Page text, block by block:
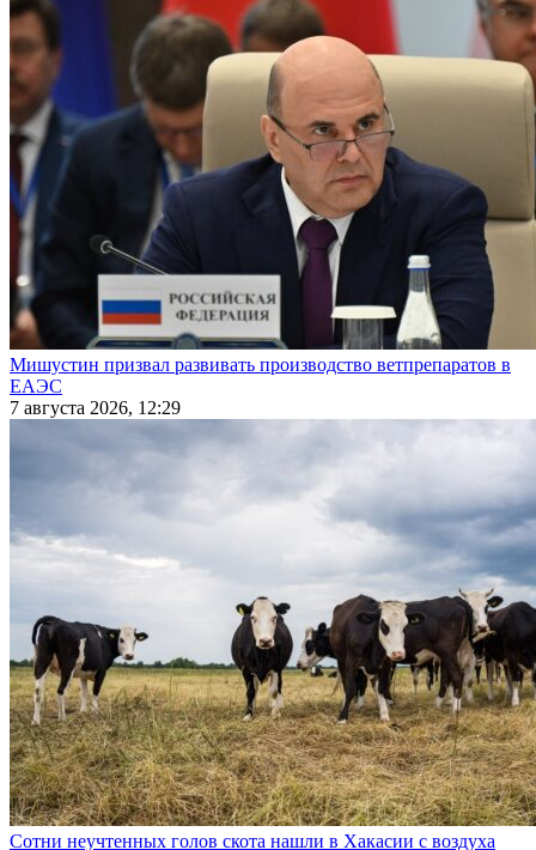
Мишустин призвал развивать производство ветпрепаратов в
ЕАЭС
7 августа 2026, 12:29
Сотни неучтенных голов скота нашли в Хакасии с воздуха